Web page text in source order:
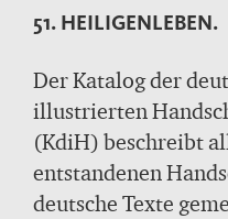
51. HEILIGENLEBEN.
Der Katalog der
illustrierten
(KdiH) beschreibt
entstandenen
deutsche Texte